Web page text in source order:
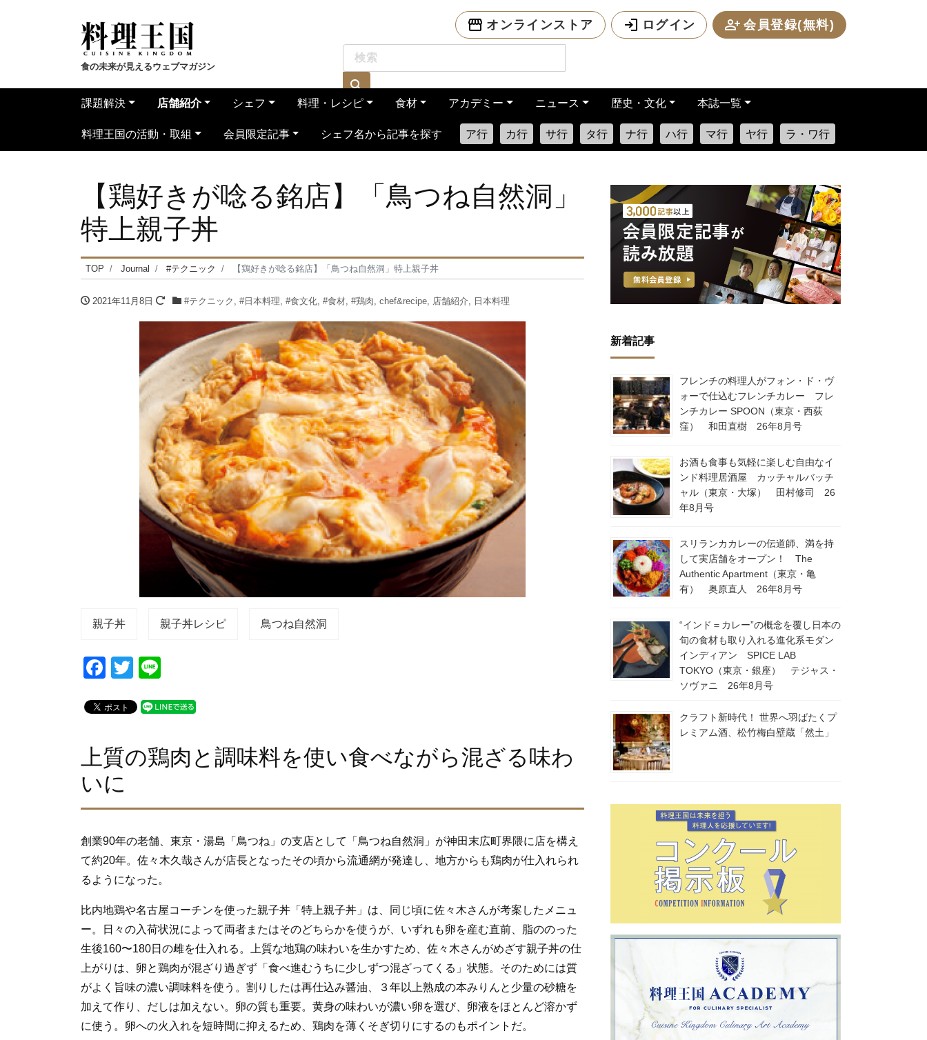
食の未来が見えるウェブマガジン
オンラインストア ログイン 会員登録(無料)
課題解決 店舗紹介 シェフ 料理・レシピ 食材 アカデミー ニュース 歴史・文化 本誌一覧
料理王国の活動・取組 会員限定記事 シェフ名から記事を探す ア行 カ行 サ行 タ行 ナ行 ハ行 マ行 ヤ行 ラ・ワ行
【鶏好きが唸る銘店】「鳥つね自然洞」
特上親子丼
TOP Journal #テクニック 【鶏好きが唸る銘店】「鳥つね自然洞」特上親子丼
2021年11月8日 #テクニック , #日本料理, #食文化, #食材, #鶏肉, chef&recipe, 店舗紹介, 日本料理
親子丼 親子丼レシピ 鳥つね自然洞
F
c
b
o
o
T
tt
e
上質の鶏肉と調味料を使い食べながら混ざる味わ
いに
創業90年の老舗、東京・湯島「鳥つね」の支店として「鳥つね自然洞」が神田末広町界隈に店を構え
て約20年。佐々木久哉さんが店長となったその頃から流通網が発達し、地方からも鶏肉が仕入れられ
るようになった。
比内地鶏や名古屋コーチンを使った親子丼「特上親子丼」は、同じ頃に佐々木さんが考案したメニュ
ー。日々の入荷状況によって両者またはそのどちらかを使うが、いずれも卵を産む直前、脂ののった
生後160〜180日の雌を仕入れる。上質な地鶏の味わいを生かすため、佐々木さんがめざす親子丼の仕
上がりは、卵と鶏肉が混ざり過ぎず「食べ進むうちに少しずつ混ざってくる」状態。そのためには質
がよく旨味の濃い調味料を使う。割りしたは再仕込み醤油、３年以上熟成の本みりんと少量の砂糖を
加えて作り、だしは加えない。卵の質も重要。黄身の味わいが濃い卵を選び、卵液をほとんど溶かず
に使う。卵への火入れを短時間に抑えるため、鶏肉を薄くそぎ切りにするのもポイントだ。
新着記事
フレンチの料理人がフォン・ド・ヴ
ォーで仕込むフレンチカレー フレ
ンチカレー SPOON（東京・西荻
窪） 和田直樹 26年8月号
お酒も食事も気軽に楽しむ自由なイ
ンド料理居酒屋 カッチャルバッチ
ャル（東京・大塚） 田村修司 26
年8月号
スリランカカレーの伝道師、満を持
して実店舗をオープン！ The
Authentic Apartment（東京・亀
有） 奥原直人 26年8月号
“インド＝カレー”の概念を覆し日本の
旬の食材も取り入れる進化系モダン
インディアン SPICE LAB
TOKYO（東京・銀座） テジャス・
ソヴァニ 26年8月号
クラフト新時代！ 世界へ羽ばたくプ
レミアム酒、松竹梅白壁蔵「然土」